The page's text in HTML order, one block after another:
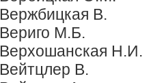
Вержбицкая В.
Вериго М.Б.
Верхошанская Н.И.
Вейтцлер В.